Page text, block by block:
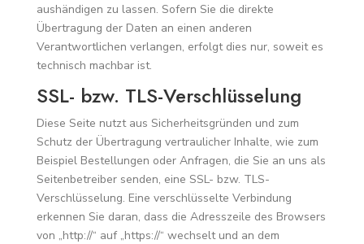
aushändigen zu lassen. Sofern Sie die direkte
Übertragung der Daten an einen anderen
Verantwortlichen verlangen, erfolgt dies nur, soweit es
technisch machbar ist.
SSL- bzw. TLS-Verschlüsselung
Diese Seite nutzt aus Sicherheitsgründen und zum
Schutz der Übertragung vertraulicher Inhalte, wie zum
Beispiel Bestellungen oder Anfragen, die Sie an uns als
Seitenbetreiber senden, eine SSL- bzw. TLS-
Verschlüsselung. Eine verschlüsselte Verbindung
erkennen Sie daran, dass die Adresszeile des Browsers
von „http://“ auf „https://“ wechselt und an dem